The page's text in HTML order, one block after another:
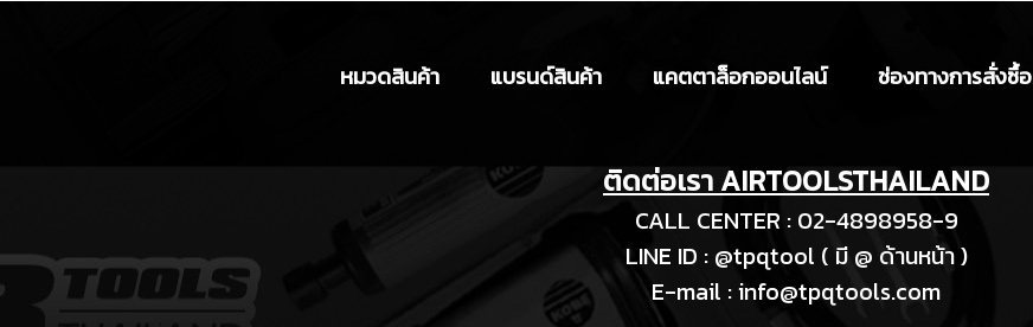
หมวดสินค้า แบรนด์สินค้า แคตตาล็อกออนไลน์ ช่องทางการสั่งซื้อ
ติดต่อเรา AIRTOOLSTHAILAND
CALL CENTER : 02-4898958-9
LINE ID : @tpqtool ( มี @ ด้านหน้า )
E-mail :info@tpqtools.com